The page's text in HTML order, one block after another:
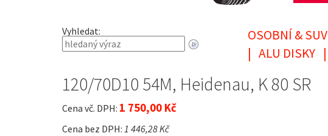
Vyhledat: OSOBNÍ & SUV
| ALU DISKY |
120/70D10 54M, Heidenau, K 80 SR
Cena vč. DPH: 1 750,00 Kč
Cena bez DPH: 1 446,28 Kč